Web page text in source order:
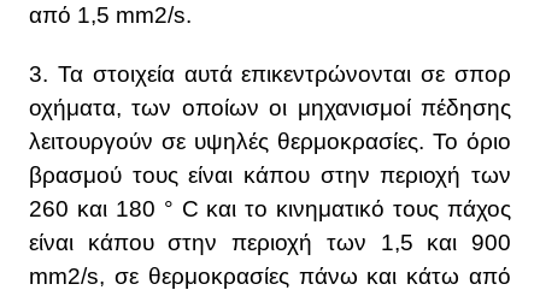
από 1,5 mm2/s.
3. Τα στοιχεία αυτά επικεντρώνονται σε σπορ
οχήματα, των οποίων οι μηχανισμοί πέδησης
λειτουργούν σε υψηλές θερμοκρασίες. Το όριο
βρασμού τους είναι κάπου στην περιοχή των
260 και 180 ° C και το κινηματικό τους πάχος
είναι κάπου στην περιοχή των 1,5 και 900
mm2/s, σε θερμοκρασίες πάνω και κάτω από